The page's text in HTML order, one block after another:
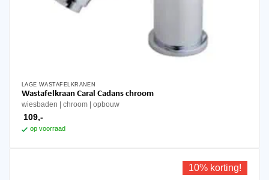
LAGE WASTAFELKRANEN
Wastafelkraan Caral Cadans chroom
wiesbaden chroom opbouw
109,-
op voorraad
10% korting!